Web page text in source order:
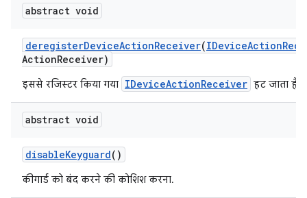
abstract void
deregisterDeviceActionReceiver(IDeviceAction
ActionReceiver)
इससे रजिस्टर किया गया IDeviceActionReceiver हट जाता है.
abstract void
disableKeyguard()
कीगार्ड को बंद करने की कोशिश करना.